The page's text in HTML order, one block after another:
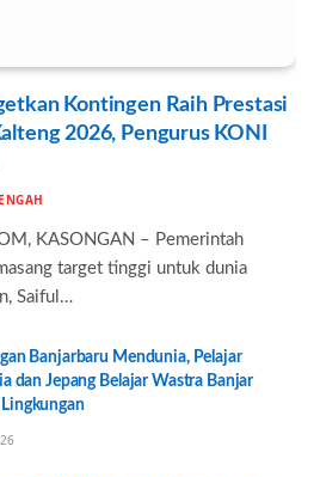
Kontingen Raih Prestasi
2026, Pengurus KONI
KASONGAN – Pemerintah
target tinggi untuk dunia
Saiful…
Banjarbaru Mendunia, Pelajar
dan Jepang Belajar Wastra Banjar
Lingkungan